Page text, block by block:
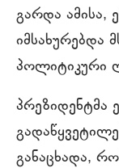
გარდა ამისა,
პოლიტიკური
განაცხადა,